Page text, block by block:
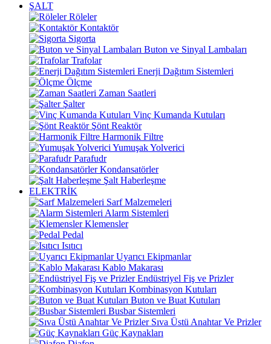
ŞALT
Röleler
Kontaktör
Sigorta
Buton ve Sinyal Lambaları
Trafolar
Enerji Dağıtım Sistemleri
Ölçme
Zaman Saatleri
Şalter
Vinç Kumanda Kutuları
Şönt Reaktör
Harmonik Filtre
Yumuşak Yolverici
Parafudr
Kondansatörler
Şalt Haberleşme
ELEKTRİK
Sarf Malzemeleri
Alarm Sistemleri
Klemensler
Pedal
Isıtıcı
Uyarıcı Ekipmanlar
Kablo Makarası
Endüstriyel Fiş ve Prizler
Kombinasyon Kutuları
Buton ve Buat Kutuları
Busbar Sistemleri
Sıva Üstü Anahtar Ve Prizler
Güç Kaynakları